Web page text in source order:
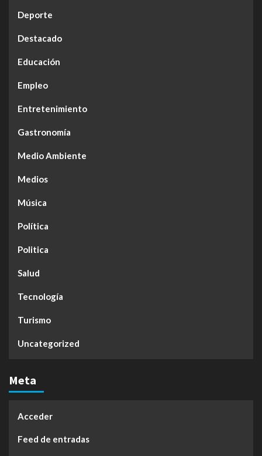
Deporte
Destacado
Educación
Empleo
Entretenimiento
Gastronomía
Medio Ambiente
Medios
Música
Política
Politica
Salud
Tecnología
Turismo
Uncategorized
Meta
Acceder
Feed de entradas